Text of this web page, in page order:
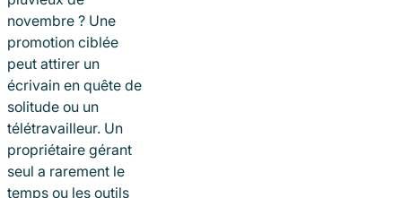
novembre ? Une
promotion ciblée
peut attirer un
écrivain en quête de
solitude ou un
télétravailleur. Un
propriétaire gérant
seul a rarement le
temps ou les outils